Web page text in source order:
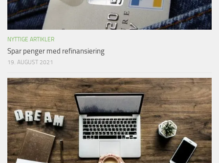
NYTTIGE ARTIKLER
Spar penger med refinansiering
19. AUGUST 2021